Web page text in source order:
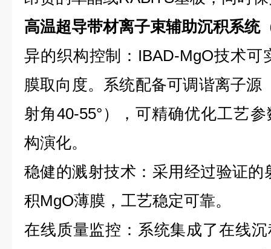
高温超导带材离子束辅助沉积系统
异的织构控制：IBAD-MgO技术可
膜取向度。系统配备可调谐离子源
射角40-55°），可精确优化工艺
构演化。
稳健的溅射技术：采用经过验证
积MgO薄膜，工艺稳定可靠。
在线质量监控：系统集成了在线